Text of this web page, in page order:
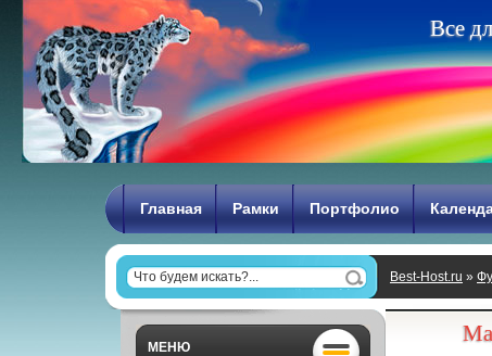
Все дл
Главная Рамки Портфолио
Best-Host.ru »
МЕНЮ